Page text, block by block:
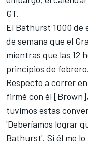
GT.
El Bathurst 1000 de
de semana que el
mientras que las 12
principios de febrero.
Respecto a correr
firmé con él
tuvimos estas
'Deberíamos lograr
Bathurst'. Si él me